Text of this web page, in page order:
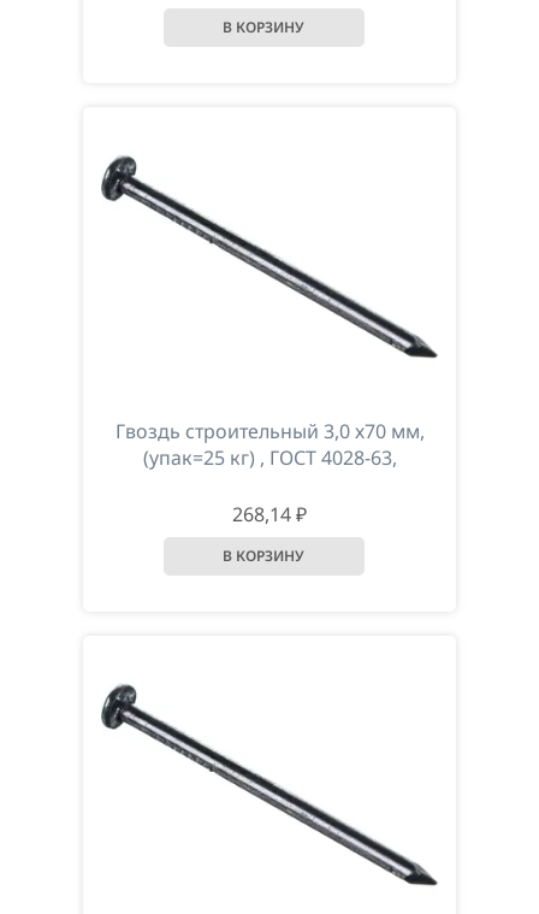
Гвоздь строительный 3,0 х70 мм,
(упак=25 кг) , ГОСТ 4028-63,
268,14 ₽